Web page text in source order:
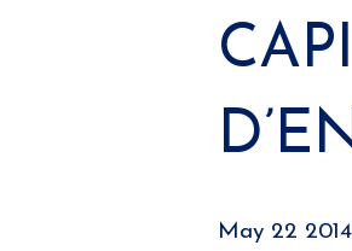
May 22 2014